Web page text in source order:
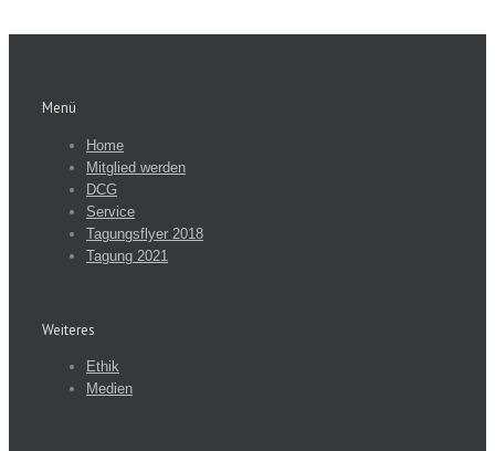
Menü
Home
Mitglied werden
DCG
Service
Tagungsflyer 2018
Tagung 2021
Weiteres
Ethik
Medien